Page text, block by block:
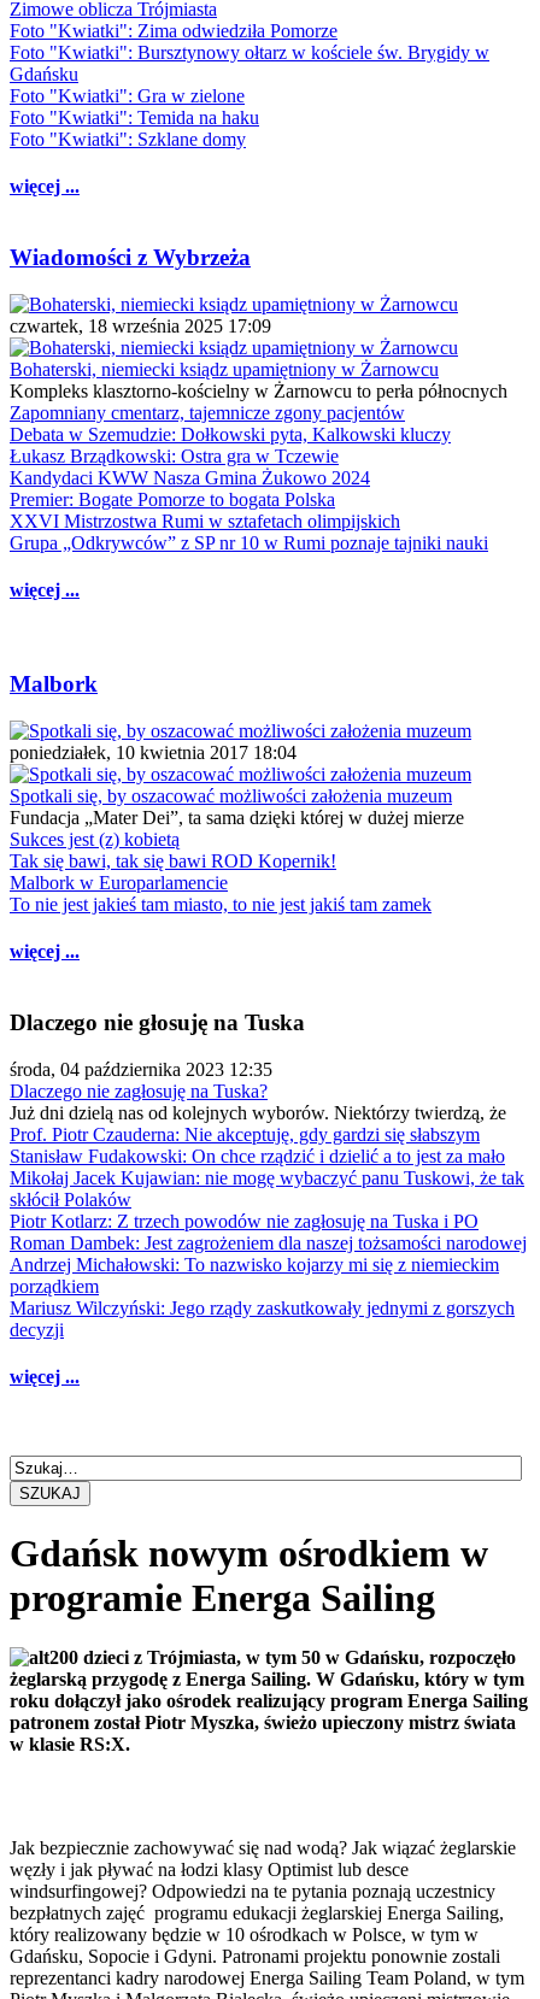
Zimowe oblicza Trójmiasta
Foto "Kwiatki": Zima odwiedziła Pomorze
Foto "Kwiatki": Bursztynowy ołtarz w kościele św. Brygidy w
Gdańsku
Foto "Kwiatki": Gra w zielone
Foto "Kwiatki": Temida na haku
Foto "Kwiatki": Szklane domy
więcej ...
Wiadomości z Wybrzeża
czwartek, 18 września 2025 17:09
Bohaterski, niemiecki ksiądz upamiętniony w Żarnowcu
Kompleks klasztorno-kościelny w Żarnowcu to perła północnych
Zapomniany cmentarz, tajemnicze zgony pacjentów
Debata w Szemudzie: Dołkowski pyta, Kalkowski kluczy
Łukasz Brządkowski: Ostra gra w Tczewie
Kandydaci KWW Nasza Gmina Żukowo 2024
Premier: Bogate Pomorze to bogata Polska
XXVI Mistrzostwa Rumi w sztafetach olimpijskich
Grupa „Odkrywców” z SP nr 10 w Rumi poznaje tajniki nauki
więcej ...
Malbork
poniedziałek, 10 kwietnia 2017 18:04
Spotkali się, by oszacować możliwości założenia muzeum
Fundacja „Mater Dei”, ta sama dzięki której w dużej mierze
Sukces jest (z) kobietą
Tak się bawi, tak się bawi ROD Kopernik!
Malbork w Europarlamencie
To nie jest jakieś tam miasto, to nie jest jakiś tam zamek
więcej ...
Dlaczego nie głosuję na Tuska
środa, 04 października 2023 12:35
Dlaczego nie zagłosuję na Tuska?
Już dni dzielą nas od kolejnych wyborów. Niektórzy twierdzą, że
Prof. Piotr Czauderna: Nie akceptuję, gdy gardzi się słabszym
Stanisław Fudakowski: On chce rządzić i dzielić a to jest za mało
Mikołaj Jacek Kujawian: nie mogę wybaczyć panu Tuskowi, że tak
skłócił Polaków
Piotr Kotlarz: Z trzech powodów nie zagłosuję na Tuska i PO
Roman Dambek: Jest zagrożeniem dla naszej tożsamości narodowej
Andrzej Michałowski: To nazwisko kojarzy mi się z niemieckim
porządkiem
Mariusz Wilczyński: Jego rządy zaskutkowały jednymi z gorszych
decyzji
więcej ...
SZUKAJ
Gdańsk nowym ośrodkiem w
programie Energa Sailing
200 dzieci z Trójmiasta, w tym 50 w Gdańsku, rozpoczęło
żeglarską przygodę z Energa Sailing. W Gdańsku, który w tym
roku dołączył jako ośrodek realizujący program Energa Sailing
patronem został Piotr Myszka, świeżo upieczony mistrz świata
w klasie RS:X.
Jak bezpiecznie zachowywać się nad wodą? Jak wiązać żeglarskie
węzły i jak pływać na łodzi klasy Optimist lub desce
windsurfingowej? Odpowiedzi na te pytania poznają uczestnicy
bezpłatnych zajęć programu edukacji żeglarskiej Energa Sailing,
który realizowany będzie w 10 ośrodkach w Polsce, w tym w
Gdańsku, Sopocie i Gdyni. Patronami projektu ponownie zostali
reprezentanci kadry narodowej Energa Sailing Team Poland, w tym